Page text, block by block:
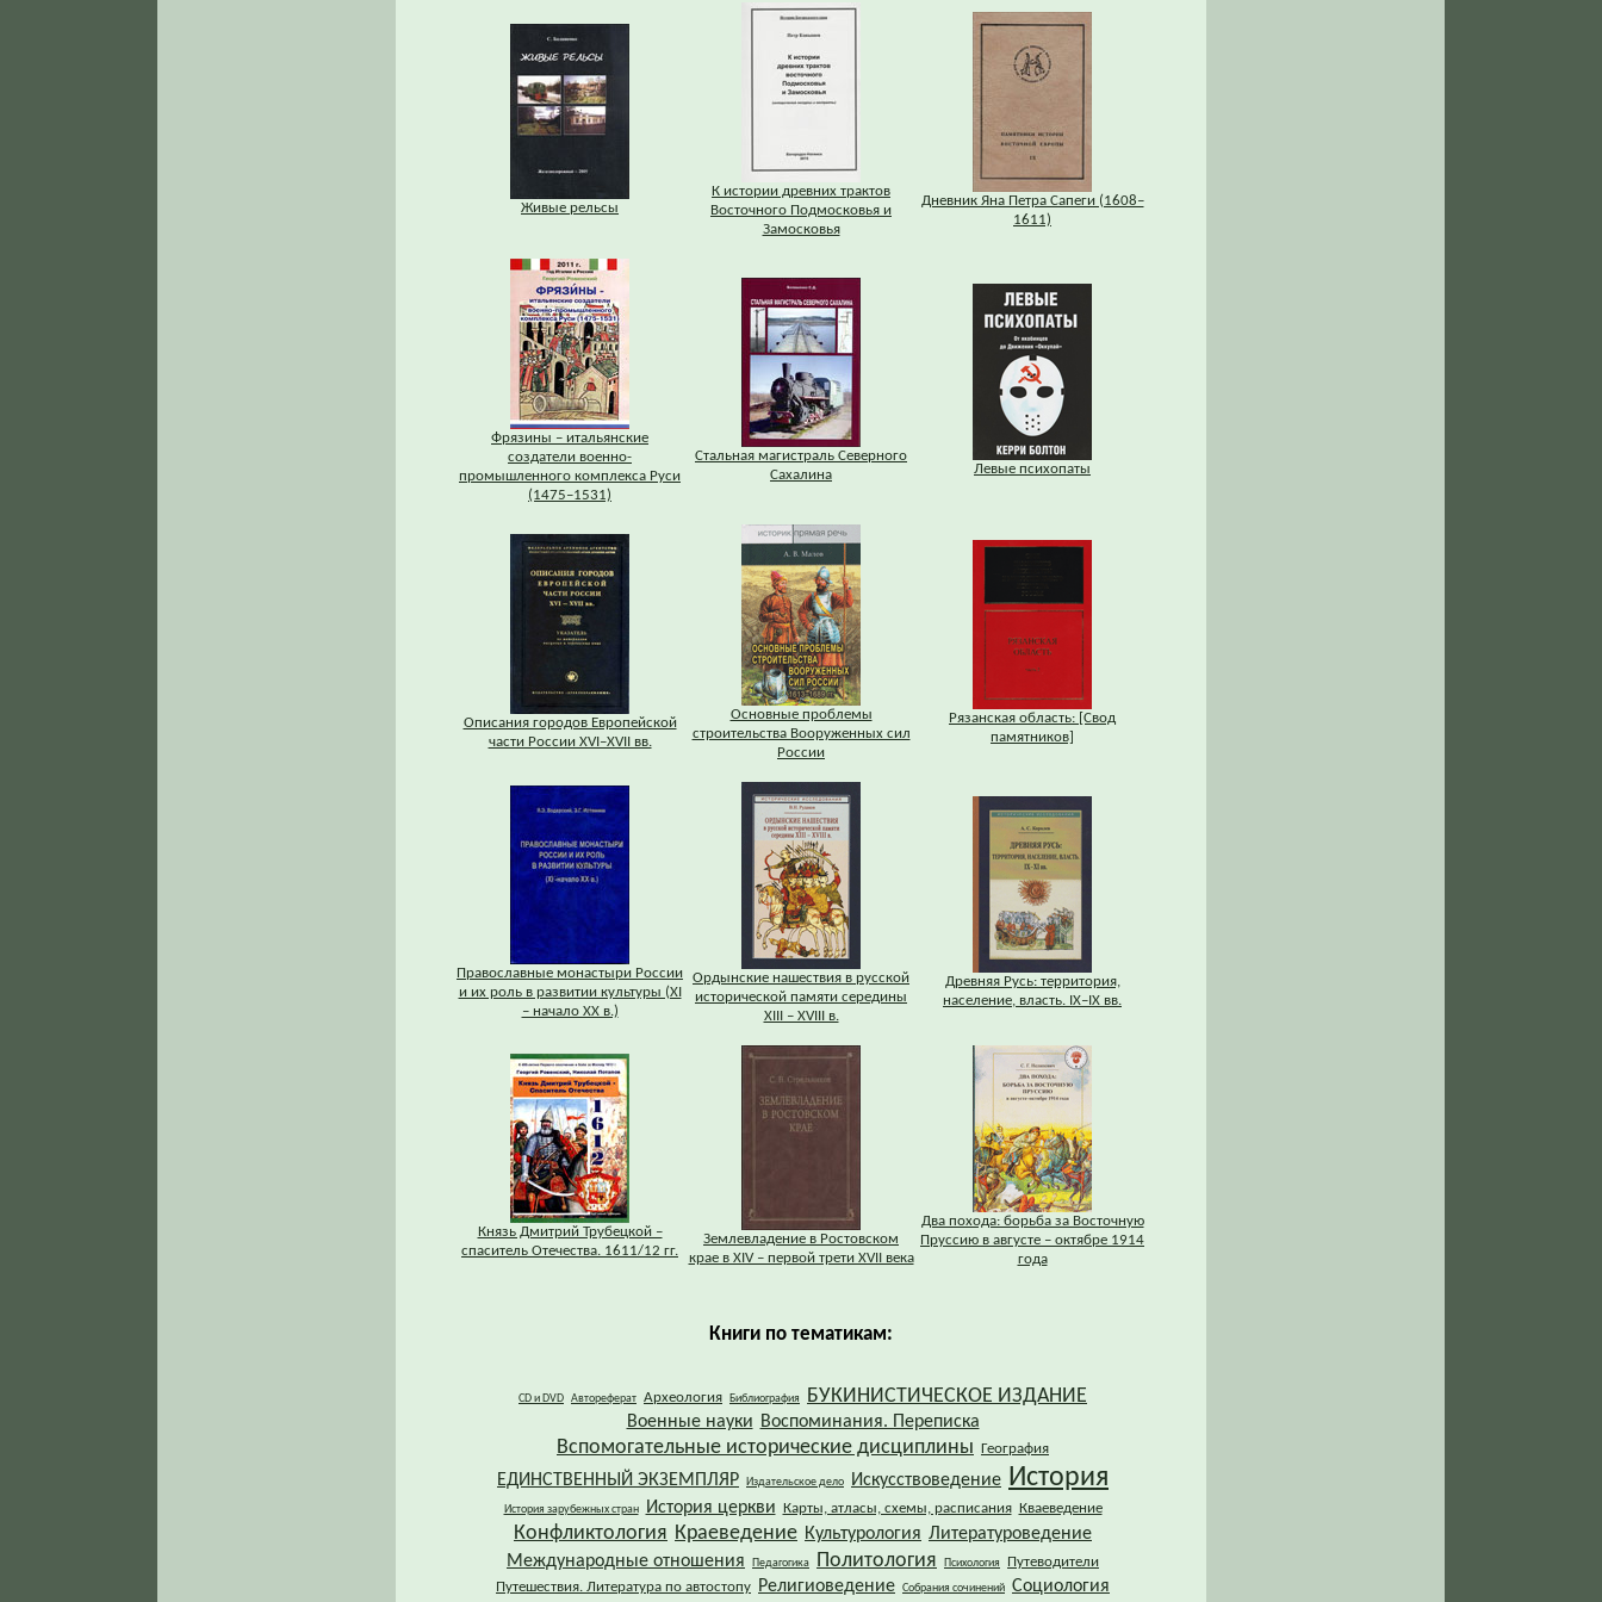
Живые рельсы
К истории древних трактов
Восточного Подмосковья и
Замосковья
Дневник Яна Петра Сапеги (1608–
1611)
Фрязины – итальянские
создатели военно-
промышленного комплекса Руси
(1475–1531)
Стальная магистраль Северного
Сахалина
Левые психопаты
Описания городов Европейской
части России XVI–XVII вв.
Основные проблемы
строительства Вооруженных сил
России
Рязанская область: [Свод
памятников]
Православные монастыри России
и их роль в развитии культуры (XI
– начало XX в.)
Ордынские нашествия в русской
исторической памяти середины
XIII – XVIII в.
Древняя Русь: территория,
население, власть. IХ–IХ вв.
Князь Дмитрий Трубецкой –
спаситель Отечества. 1611/12 гг.
Землевладение в Ростовском
крае в XIV – первой трети XVII века
Два похода: борьба за Восточную
Пруссию в августе – октябре 1914
года
Книги по тематикам:
CD и DVD Автореферат Археология Библиография БУКИНИСТИЧЕСКОЕ ИЗДАНИЕ
Военные науки Воспоминания. Переписка
Вспомогательные исторические дисциплины География
ЕДИНСТВЕННЫЙ ЭКЗЕМПЛЯР Издательское дело Искусствоведение История
История зарубежных стран История церкви Карты, атласы, схемы, расписания Кваеведение
Конфликтология Краеведение Культурология Литературоведение
Международные отношения
Педагогика Политология Психология
Путеводители
Путешествия. Литература по автостопу
Религиоведение Собрания сочинений Социология